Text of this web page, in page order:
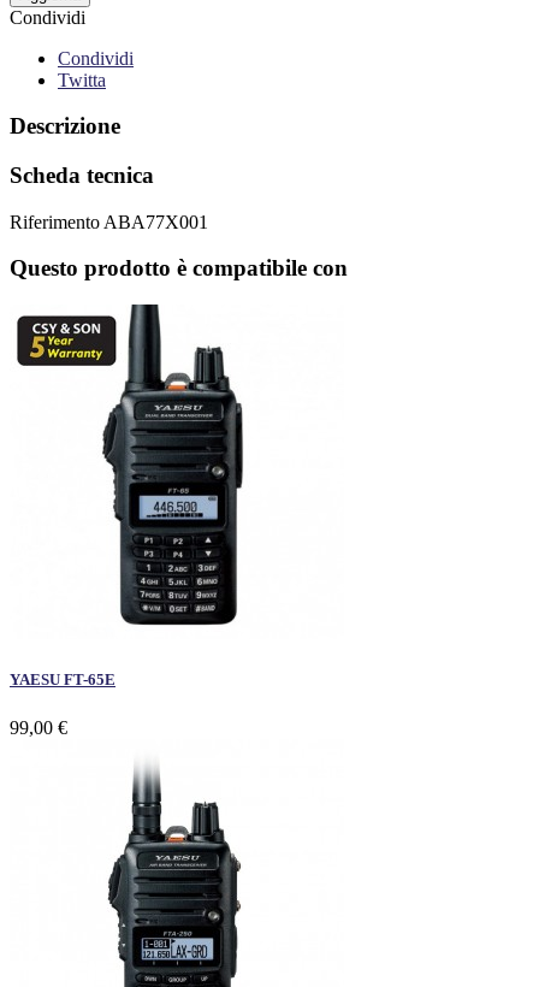
Condividi
Condividi
Twitta
Descrizione
Scheda tecnica
Riferimento ABA77X001
Questo prodotto è compatibile con
YAESU FT-65E
99,00 €